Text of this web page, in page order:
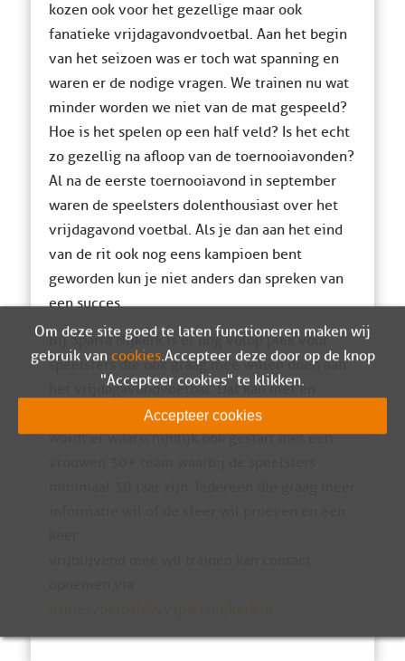
kozen ook voor het gezellige maar ook
fanatieke vrijdagavondvoetbal. Aan het begin
van het seizoen was er toch wat spanning en
waren er de nodige vragen. We trainen nu wat
minder worden we niet van de mat gespeeld?
Hoe is het spelen op een half veld? Is het echt
zo gezellig na afloop van de toernooiavonden?
Al na de eerste toernooiavond in september
waren de speelsters dolenthousiast over het
vrijdagavond voetbal. Als je dan aan het eind
van de rit ook nog eens kampioen bent
geworden kun je niet anders dan spreken van
een succes.
Bij Sparta Nijkerk is er nog volop plek voor
speelsters die ook graag mee willen doen aan
het vrijdagavondvoetbal. Dat kan met en
zonder voetbalervaring! Na de winterstop
wordt er waarschijnlijk ook gestart met een
Om deze site goed te laten functioneren maken wij
gebruik van cookies. Accepteer deze door op de knop
"Accepteer cookies" te klikken.
Accepteer cookies